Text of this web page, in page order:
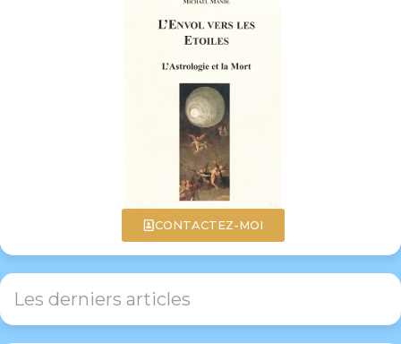
CONTACTEZ-MOI
Les derniers articles